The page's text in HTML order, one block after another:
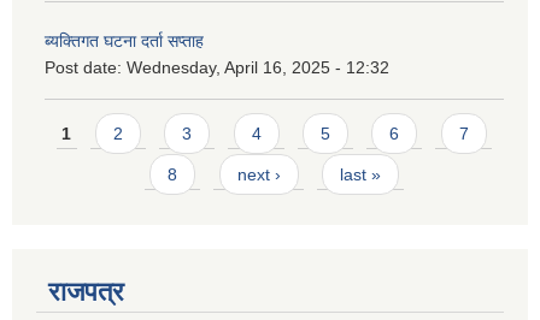
ब्यक्तिगत घटना दर्ता सप्ताह
Post date: Wednesday, April 16, 2025 - 12:32
Pages
1 2 3 4 5 6 7
8 next › last »
राजपत्र